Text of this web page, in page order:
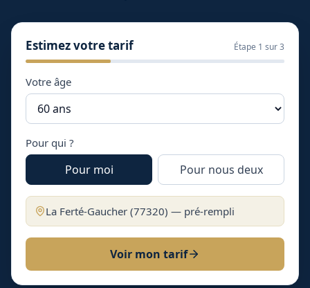
Estimez votre tarif Étape 1 sur 3
Votre âge
Pour qui ?
Pour moi Pour nous deux
La Ferté-Gaucher (77320) — pré-rempli
Voir mon tarif